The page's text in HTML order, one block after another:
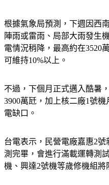
根據氣象局預測，下週因西
陣雨或雷雨、局部大雨發生
電情況稍降，最高約在3520
可維持10%以上。
不過，下個月正式邁入酷暑
3900萬瓩，加上核二廠1號
電缺口。
台電表示，民營電廠嘉惠2
測完畢，會進行滿載運轉測
機、興達2號機等歲修機組將